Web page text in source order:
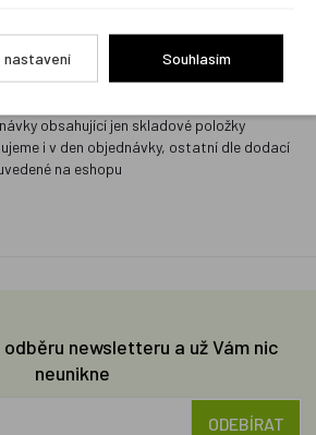
doručení
obsahující jen skladové položky
i v den objednávky, ostatní dle dodací
na eshopu
newsletteru a už Vám nic
neunikne
ODEBÍRAT
nastavení Souhlasím